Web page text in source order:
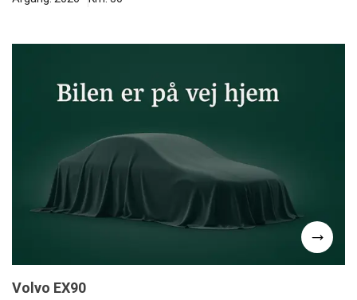
Volvo EX90